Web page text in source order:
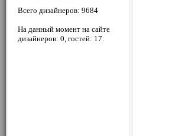
Всего дизайнеров: 9684
На данный момент на сайте
дизайнеров: 0, гостей: 17.